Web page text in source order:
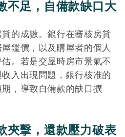
不足，自備款缺口大
的成數。銀行在審核房貸
鑑價，以及購屋者的個人
。若是交屋時房市景氣不
入出現問題，銀行核准的
，導致自備款的缺口擴
夾擊，還款壓力破表